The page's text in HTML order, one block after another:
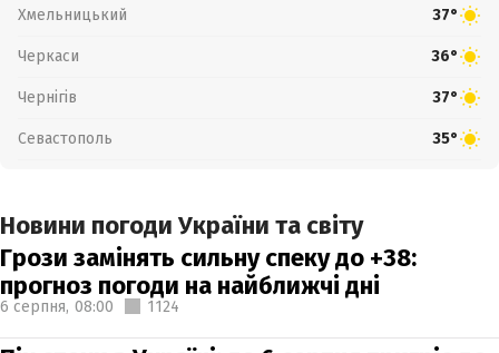
Хмельницький 37°
Черкаси 36°
Чернігів 37°
Севастополь 35°
Новини погоди України та світу
Грози замінять сильну спеку до +38:
прогноз погоди на найближчі дні
6 серпня, 08:00 1124